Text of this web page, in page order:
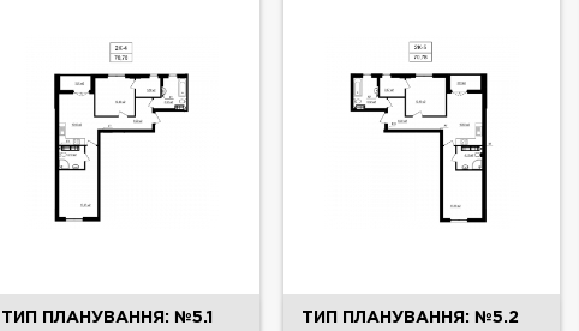
ТИП ПЛАНУВАННЯ: №5.1 ТИП ПЛАНУВАННЯ: №5.2